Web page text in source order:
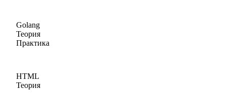
Golang
Теория
Практика
HTML
Теория